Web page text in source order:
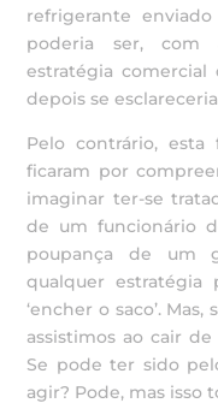
refrigerante
poderia ser, com
estratégia
depois se
Pelo contrário, esta
ficaram por
imaginar ter-se
de um funcionário
poupança de um
qualquer
‘encher o saco’.
assistimos ao cair
Se pode ter sido
agir? Pode, mas isso